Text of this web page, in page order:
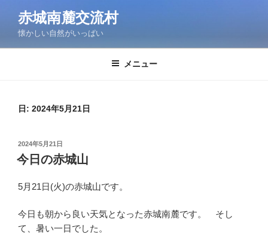
ン
赤城南麓交流村
懐かしい自然がいっぱい
メニュー
日: 2024年5月21日
投
稿
日:
2024年5月21日
今日の赤城山
5月21日(火)の赤城山です。
今日も朝から良い天気となった赤城南麓です。 そし
て、暑い一日でした。